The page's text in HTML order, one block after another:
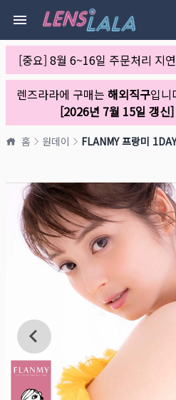
[중요] 8월 6~16일 주문처리 지
렌즈라라에 구매는 해외직구입니
[2026년 7월 15일 갱신]
홈 원데이 FLANMY 프랑미